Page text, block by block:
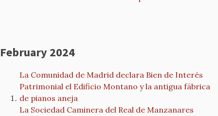
February 2024
La Comunidad de Madrid declara Bien de Interés
Patrimonial el Edificio Montano y la antigua fábrica
de pianos aneja
La Sociedad Caminera del Real de Manzanares